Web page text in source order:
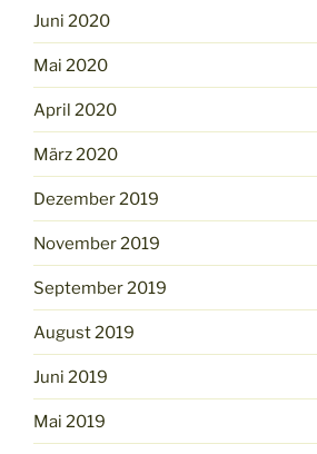
Juni 2020
Mai 2020
April 2020
März 2020
Dezember 2019
November 2019
September 2019
August 2019
Juni 2019
Mai 2019